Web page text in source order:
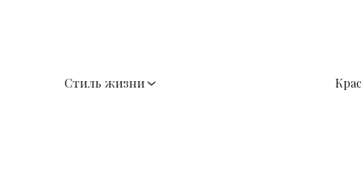
Стиль жизни